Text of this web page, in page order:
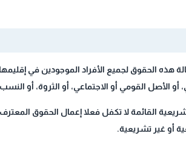
هذه الحقوق لجميع الأفراد الموجودين في
أو الأصل القومي أو الاجتماعي، أو الثروة، أو
القائمة لا تكفل فعلا إعمال الحقوق المعترف
أو غير تشريعية.